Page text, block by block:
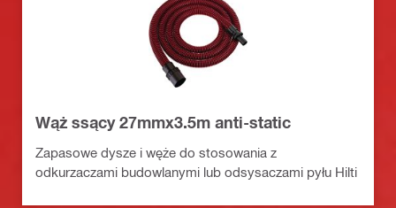
Wąż ssący 27mmx3.5m anti-static
Zapasowe dysze i węże do stosowania z
odkurzaczami budowlanymi lub odsysaczami pyłu Hilti